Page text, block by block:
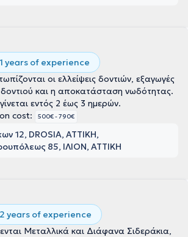
years of experience
οι ελλείψεις δοντιών, εξαγωγές
και η αποκατάσταση νωδότητας.
εντός 2 έως 3 ημερών.
cost:
500€ - 790€
12, DROSIA, ΑΤΤΙΚΗ
85, ΙΛΙΟΝ, ΑΤΤΙΚΗ
years of experience
Μεταλλικά και Διάφανα Σιδεράκια,